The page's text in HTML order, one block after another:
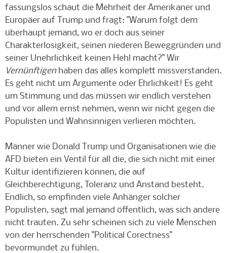
fassungslos schaut die Mehrheit der Amerikaner und
Europäer auf Trump und fragt: "Warum folgt dem
überhaupt jemand, wo er doch aus seiner
Charakterlosigkeit, seinen niederen Beweggründen und
seiner Unehrlichkeit keinen Hehl macht?" Wir
Vernünftigenhaben das alles komplett missverstanden.
Es geht nicht um Argumente oder Ehrlichkeit! Es geht
um Stimmung und das müssen wir endlich verstehen
und vor allem ernst nehmen, wenn wir nicht gegen die
Populisten und Wahnsinnigen verlieren möchten.
Männer wie Donald Trump und Organisationen wie die
AFD bieten ein Ventil für all die, die sich nicht mit einer
Kultur identifizieren können, die auf
Gleichberechtigung, Toleranz und Anstand besteht.
Endlich, so empfinden viele Anhänger solcher
Populisten, sagt mal jemand öffentlich, was sich andere
nicht trauten. Zu sehr scheinen sich zu viele Menschen
von der herrschenden "Political Corectness"
bevormundet zu fühlen.